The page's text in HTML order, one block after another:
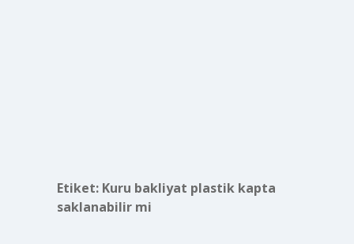
Etiket: Kuru bakliyat plastik kapta
saklanabilir mi